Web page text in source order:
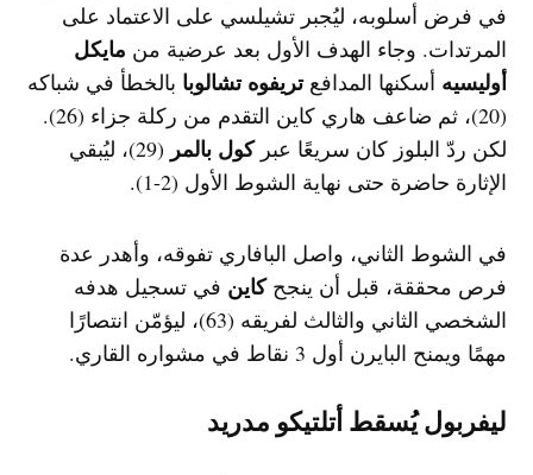
في فرض أسلوبه، ليُجبر تشيلسي على الاعتماد على
المرتدات. وجاء الهدف الأول بعد عرضية من مايكل
أوليسيه أسكنها المدافعتريفوه تشالوبا بالخطأ في شباكه
(20)، ثم ضاعف هاري كاين التقدم من ركلة جزاء (26).
لكن ردّ البلوز كان سريعًا عبركول بالمر
(29)، ليُبقي
الإثارة حاضرة حتى نهاية الشوط الأول (2-1).
في الشوط الثاني، واصل البافاري تفوقه، وأهدر عدة
فرص محققة، قبل أن ينجحكاين في تسجيل هدفه
الشخصي الثاني والثالث لفريقه (63)، ليؤمّن انتصارًا
مهمًا ويمنح البايرن أول 3 نقاط في مشواره القاري.
ليفربول يُسقط أتلتيكو مدريد